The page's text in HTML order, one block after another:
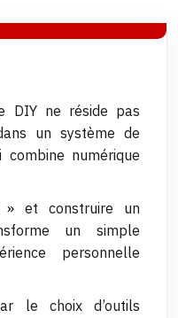
DIY ne réside pas
un système de
numérique
» et construire un
un simple
personnelle
le choix d’outils